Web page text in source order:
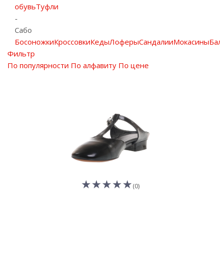
обувьТуфли
-
Сабо
БосоножкиКроссовкиКедыЛоферыСандалииМокасины
Фильтр
По популярности По алфавиту По цене
(0)